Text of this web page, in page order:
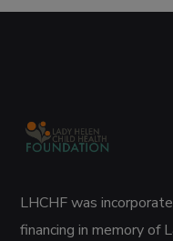
LHCHF was
financing in memory of